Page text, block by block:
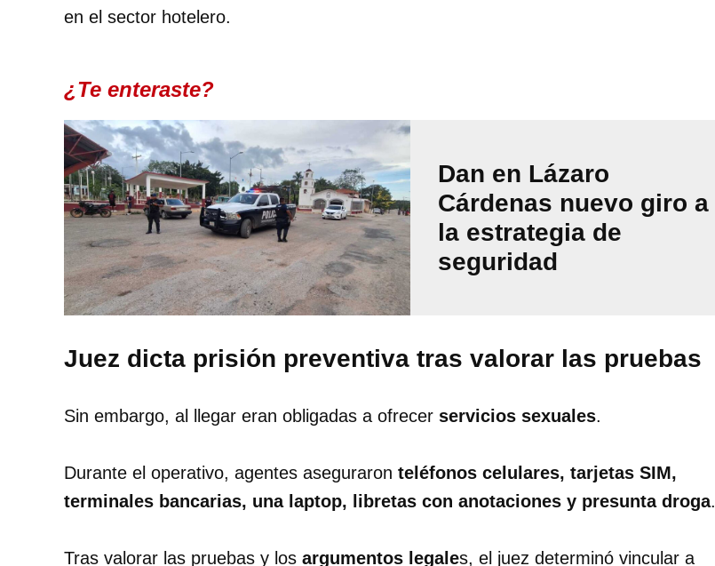
en el sector hotelero.
¿Te enteraste?
Dan en Lázaro
Cárdenas nuevo giro a
la estrategia de
seguridad
Juez dicta prisión preventiva tras valorar las pruebas
Sin embargo, al llegar eran obligadas a ofrecer servicios sexuales.
Durante el operativo, agentes aseguraron teléfonos celulares, tarjetas SIM,
terminales bancarias, una laptop, libretas con anotaciones y presunta droga.
Tras valorar las pruebas y los argumentos legales, el juez determinó vincular a